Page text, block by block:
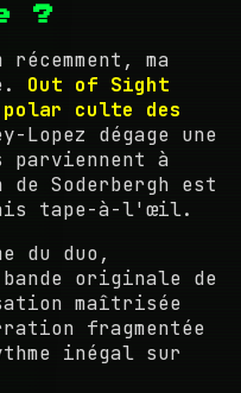
?
ma
Out of Sight
culte des
Lopez dégage une
parviennent à
Soderbergh est
tape-à-l'œil.
du duo,
originale de
maîtrisée
fragmentée
inégal sur